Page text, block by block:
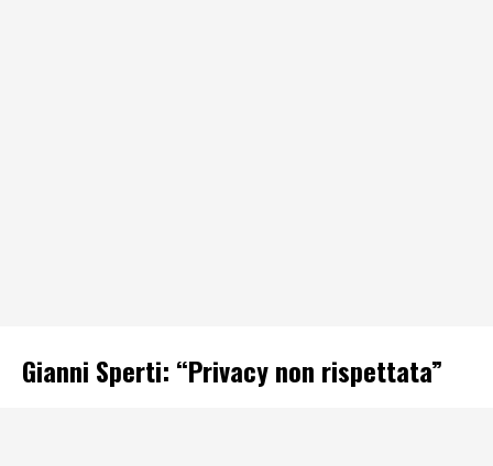
Gianni Sperti: “Privacy non rispettata”